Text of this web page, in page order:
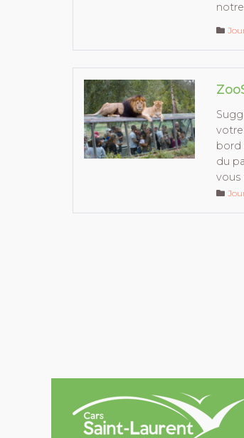
bord
du
vous